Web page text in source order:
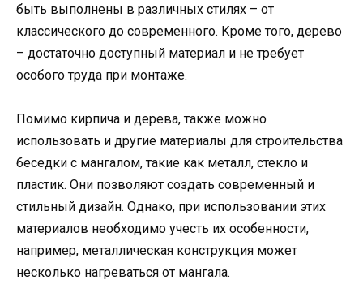
быть выполнены в различных стилях – от
классического до современного. Кроме того, дерево
– достаточно доступный материал и не требует
особого труда при монтаже.
Помимо кирпича и дерева, также можно
использовать и другие материалы для строительства
беседки с мангалом, такие как металл, стекло и
пластик. Они позволяют создать современный и
стильный дизайн. Однако, при использовании этих
материалов необходимо учесть их особенности,
например, металлическая конструкция может
несколько нагреваться от мангала.